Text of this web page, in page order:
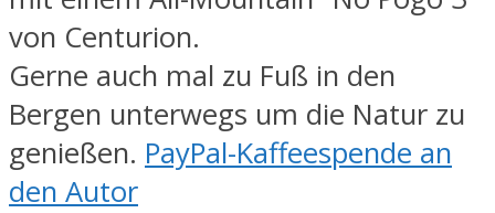
von Centurion.
Gerne auch mal zu Fuß in den
Bergen unterwegs um die Natur zu
genießen. PayPal-Kaffeespende an
den Autor